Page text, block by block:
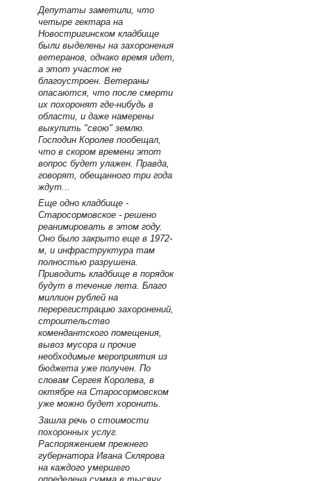
Депутаты заметили, что
четыре гектара на
Новостригинском кладбище
были выделены на захоронения
ветеранов, однако время идет,
а этот участок не
благоустроен. Ветераны
опасаются, что после смерти
их похоронят где-нибудь в
области, и даже намерены
выкупить "свою" землю.
Господин Королев пообещал,
что в скором времени этот
вопрос будет улажен. Правда,
говорят, обещанного три года
ждут...
Еще одно кладбище -
Старосормовское - решено
реанимировать в этом году.
Оно было закрыто еще в 1972-
м, и инфраструктура там
полностью разрушена.
Приводить кладбище в порядок
будут в течение лета. Благо
миллион рублей на
перерегистрацию захоронений,
строительство
комендантского помещения,
вывоз мусора и прочие
необходимые мероприятия из
бюджета уже получен. По
словам Сергея Королева, в
октябре на Старосормовском
уже можно будет хоронить.
Зашла речь о стоимости
похоронных услуг.
Распоряжением прежнего
губернатора Ивана Склярова
на каждого умершего